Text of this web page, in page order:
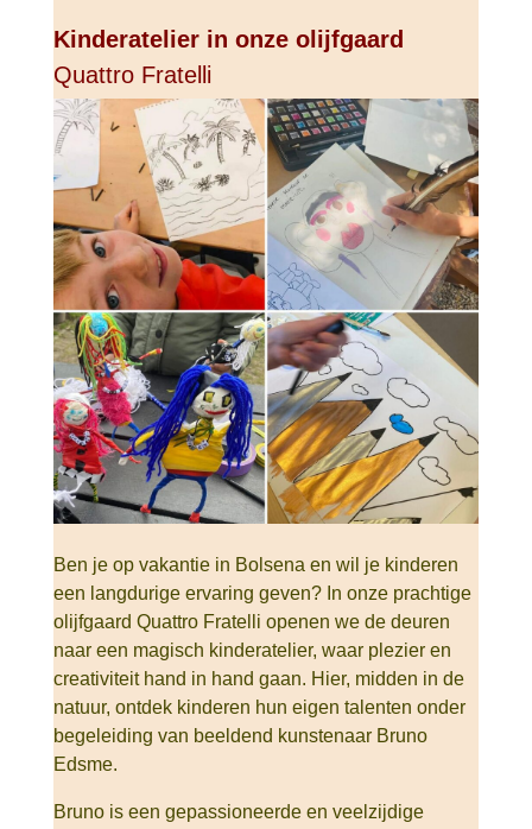
Kinderatelier in onze olijfgaard
Quattro Fratelli
Ben je op vakantie in Bolsena en wil je kinderen
een langdurige ervaring geven? In onze prachtige
olijfgaard Quattro Fratelli openen we de deuren
naar een magisch kinderatelier, waar plezier en
creativiteit hand in hand gaan. Hier, midden in de
natuur, ontdek kinderen hun eigen talenten onder
begeleiding van beeldend kunstenaar Bruno
Edsme.
Bruno is een gepassioneerde en veelzijdige